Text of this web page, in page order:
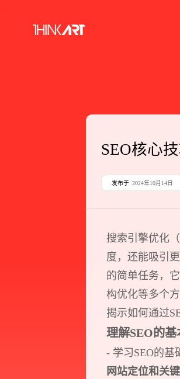
SEO核心
发布于 2024年10月14日
搜索引擎优化
度，还能吸引
的简单任务，
构优化等多个
揭示如何通过
理解SEO的基
- 学习SEO的基
网站定位和关键